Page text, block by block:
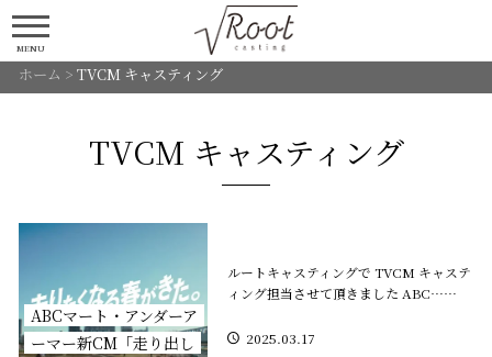
MENU
ホーム > TVCM キャスティング
TVCM キャスティング
ABCマート・アンダーア
ーマー新CM「走り出し
ルートキャスティングで TVCM キャステ
ィング担当させて頂きました ABC……
2025.03.17